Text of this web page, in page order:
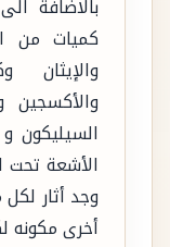
بالاضافة
كميات من
والإيثان
والأكسجين
السيليكون
الأشعة تحت
وجد أثار
أخرى مكونه